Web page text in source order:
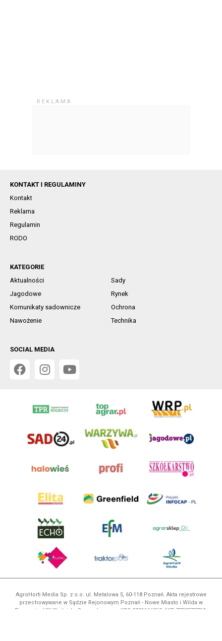
KONTAKT I REGULAMINY
Kontakt
Reklama
Regulamin
RODO
KATEGORIE
Aktualności
Sady
Jagodowe
Rynek
Komunikaty sadownicze
Ochrona
Nawożenie
Technika
SOCIAL MEDIA
AgroHorti Media Sp. z o.o. ul. Metalowa 5, 60-118 Poznań. Akta rejestrowe
przechowywane w Sądzie Rejonowym Poznań - Nowe Miasto i Wilda w
Poznaniu, VIII Wydziale Gospodarczym, KRS 0001116269, NIP 7792573719,